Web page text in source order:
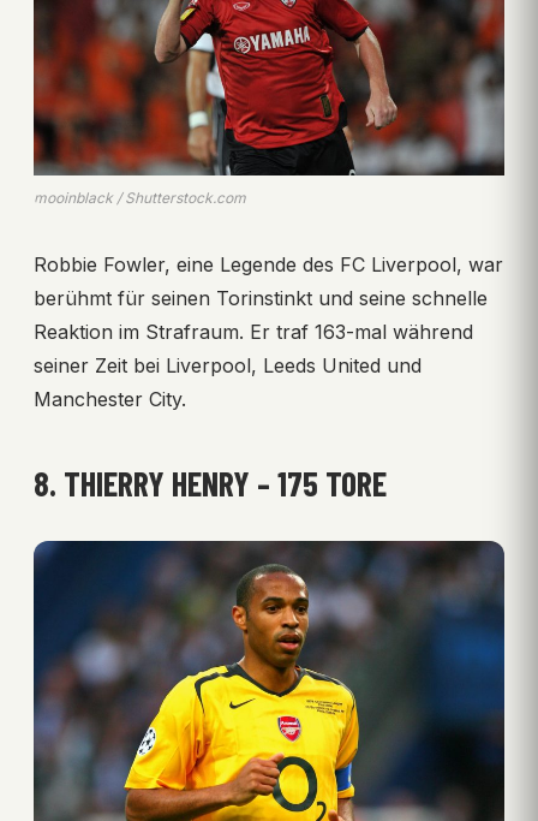
mooinblack / Shutterstock.com
Robbie Fowler, eine Legende des FC Liverpool, war
berühmt für seinen Torinstinkt und seine schnelle
Reaktion im Strafraum. Er traf 163-mal während
seiner Zeit bei Liverpool, Leeds United und
Manchester City.
8. THIERRY HENRY – 175 TORE